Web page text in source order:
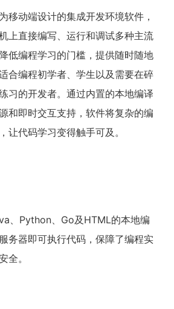
移动端设计的集成开发环境软件，
上直接编写、运行和调试多种主流
低编程学习的门槛，提供随时随地
合编程初学者、学生以及需要在碎
习的开发者。通过内置的本地编译
和即时交互支持，软件将复杂的编
让代码学习变得触手可及。
、Python、Go及HTML的本地编
务器即可执行代码，保障了编程实
全。